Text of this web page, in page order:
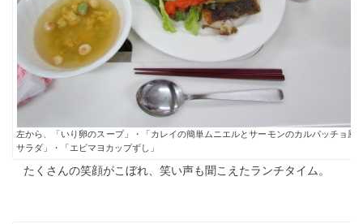
左から、「いり卵のスープ」・「カレイの簡単ムニエルとサーモンのカルパッチョ風
サラダ」・「エビマヨカップずし」
たくさんの笑顔がこぼれ、笑い声も聞こえたランチタイム。